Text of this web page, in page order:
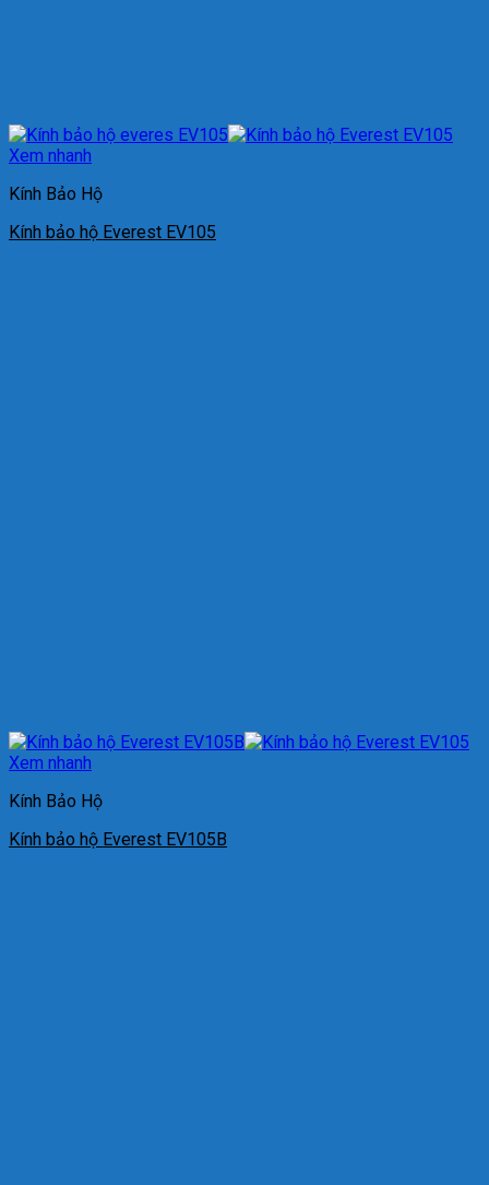
Xem nhanh
Kính Bảo Hộ
Kính bảo hộ Everest EV105
Xem nhanh
Kính Bảo Hộ
Kính bảo hộ Everest EV105B